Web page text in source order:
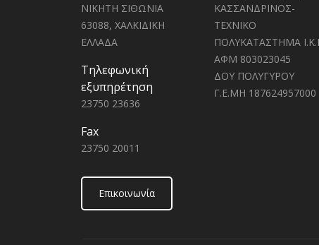
ΝΙΚΗΤΗ ΣΙΘΩΝΙΑ
63088, ΧΑΛΚΙΔΙΚΗ
ΕΛΛΑΔΑ
Τηλεφωνική
εξυπηρέτηση
23750 23636
Fax
23750 20011
ΚΑΣΣΑΝΔΡΙΝΟΣ-
ΤΕΧΝΙΚΟ
ΠΟΛΥΚΑΤΑΣΤΗΜΑ
ΑΦΜ 803023045
ΔΟΥ ΠΟΛΥΓΥΡΟΥ
Γ.Ε.ΜΗ 187624957000
Επικοινωνία